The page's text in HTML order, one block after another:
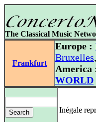
The Classical Music
Frankfurt
Europe :
Bruxelles,
America
WORLD
Inégale